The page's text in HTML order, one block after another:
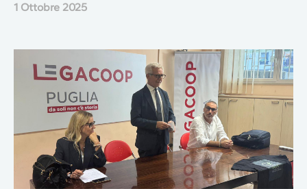
1 Ottobre 2025